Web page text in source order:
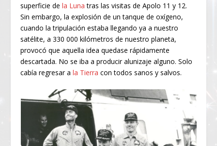
superficie dela Luna tras las visitas de Apolo 11 y 12.
Sin embargo, la explosión de un tanque de oxígeno,
cuando la tripulación estaba llegando ya a nuestro
satélite, a 330 000 kilómetros de nuestro planeta,
provocó que aquella idea quedase rápidamente
descartada. No se iba a producir alunizaje alguno. Solo
cabía regresar ala Tierra con todos sanos y salvos.